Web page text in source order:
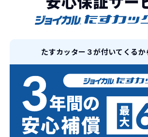
お車を返却いただ
必要があるため
通常のカーリースの場合、その
して乗るか、購入するかなどを
ライフスタイルに合わせたお
できます。急な引っ越し、転勤
か？
コミコミ
維持にかかる、毎年の｢自動車
コミ。3年契約なので通常車検
｢自動車重量税｣、｢自賠責保険
料」などが不要となります。
たすカッター３が付いてくるか